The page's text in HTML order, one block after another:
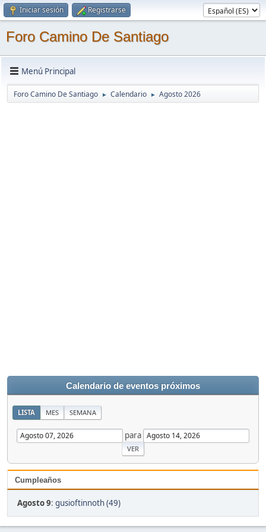
Iniciar sesión Registrarse
Foro Camino De Santiago
Menú Principal
Foro Camino De Santiago ► Calendario ► Agosto 2026
Calendario de eventos próximos
LISTA MES SEMANA
para
Cumpleaños
Agosto 9: gusioftinnoth (49)